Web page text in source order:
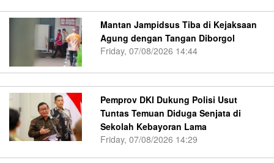
Mantan Jampidsus Tiba di Kejaksaan
Agung dengan Tangan Diborgol
Friday, 07/08/2026 14:44
Pemprov DKI Dukung Polisi Usut
Tuntas Temuan Diduga Senjata di
Sekolah Kebayoran Lama
Friday, 07/08/2026 14:29